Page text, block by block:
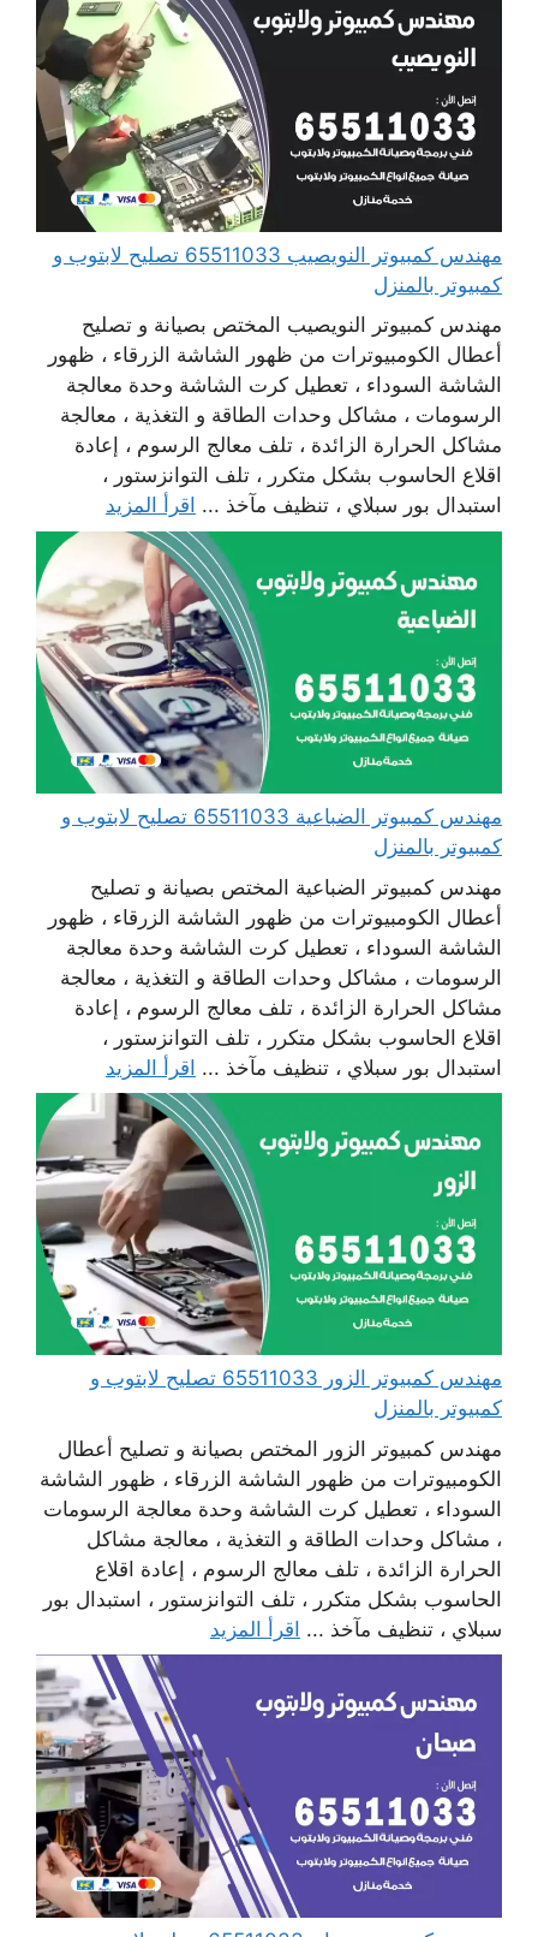
مهندس كمبيوتر النويصيب 65511033 تصليح لابتوب و
كمبيوتر بالمنزل
مهندس كمبيوتر النويصيب المختص بصيانة و تصليح
أعطال الكومبيوترات من ظهور الشاشة الزرقاء ، ظهور
الشاشة السوداء ، تعطيل كرت الشاشة وحدة معالجة
الرسومات ، مشاكل وحدات الطاقة و التغذية ، معالجة
مشاكل الحرارة الزائدة ، تلف معالج الرسوم ، إعادة
اقلاع الحاسوب بشكل متكرر ، تلف التوانزستور ،
استبدال بور سبلاي ، تنظيف مآخذ ... اقرأ المزيد
مهندس كمبيوتر الضباعية 65511033 تصليح لابتوب و
كمبيوتر بالمنزل
مهندس كمبيوتر الضباعية المختص بصيانة و تصليح
أعطال الكومبيوترات من ظهور الشاشة الزرقاء ، ظهور
الشاشة السوداء ، تعطيل كرت الشاشة وحدة معالجة
الرسومات ، مشاكل وحدات الطاقة و التغذية ، معالجة
مشاكل الحرارة الزائدة ، تلف معالج الرسوم ، إعادة
اقلاع الحاسوب بشكل متكرر ، تلف التوانزستور ،
استبدال بور سبلاي ، تنظيف مآخذ ... اقرأ المزيد
مهندس كمبيوتر الزور 65511033 تصليح لابتوب و
كمبيوتر بالمنزل
مهندس كمبيوتر الزور المختص بصيانة و تصليح أعطال
الكومبيوترات من ظهور الشاشة الزرقاء ، ظهور الشاشة
السوداء ، تعطيل كرت الشاشة وحدة معالجة الرسومات
، مشاكل وحدات الطاقة و التغذية ، معالجة مشاكل
الحرارة الزائدة ، تلف معالج الرسوم ، إعادة اقلاع
الحاسوب بشكل متكرر ، تلف التوانزستور ، استبدال بور
سبلاي ، تنظيف مآخذ ... اقرأ المزيد